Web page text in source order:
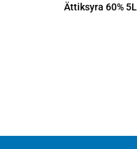
Ättiksyra 60% 5L